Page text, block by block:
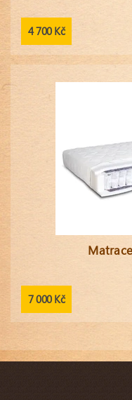
4 700 Kč
7 000 Kč